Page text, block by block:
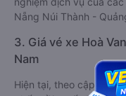
Nẵng Núi Thành -
3. Giá vé xe Hoà
Nam
Hiện tại, theo cập nhật